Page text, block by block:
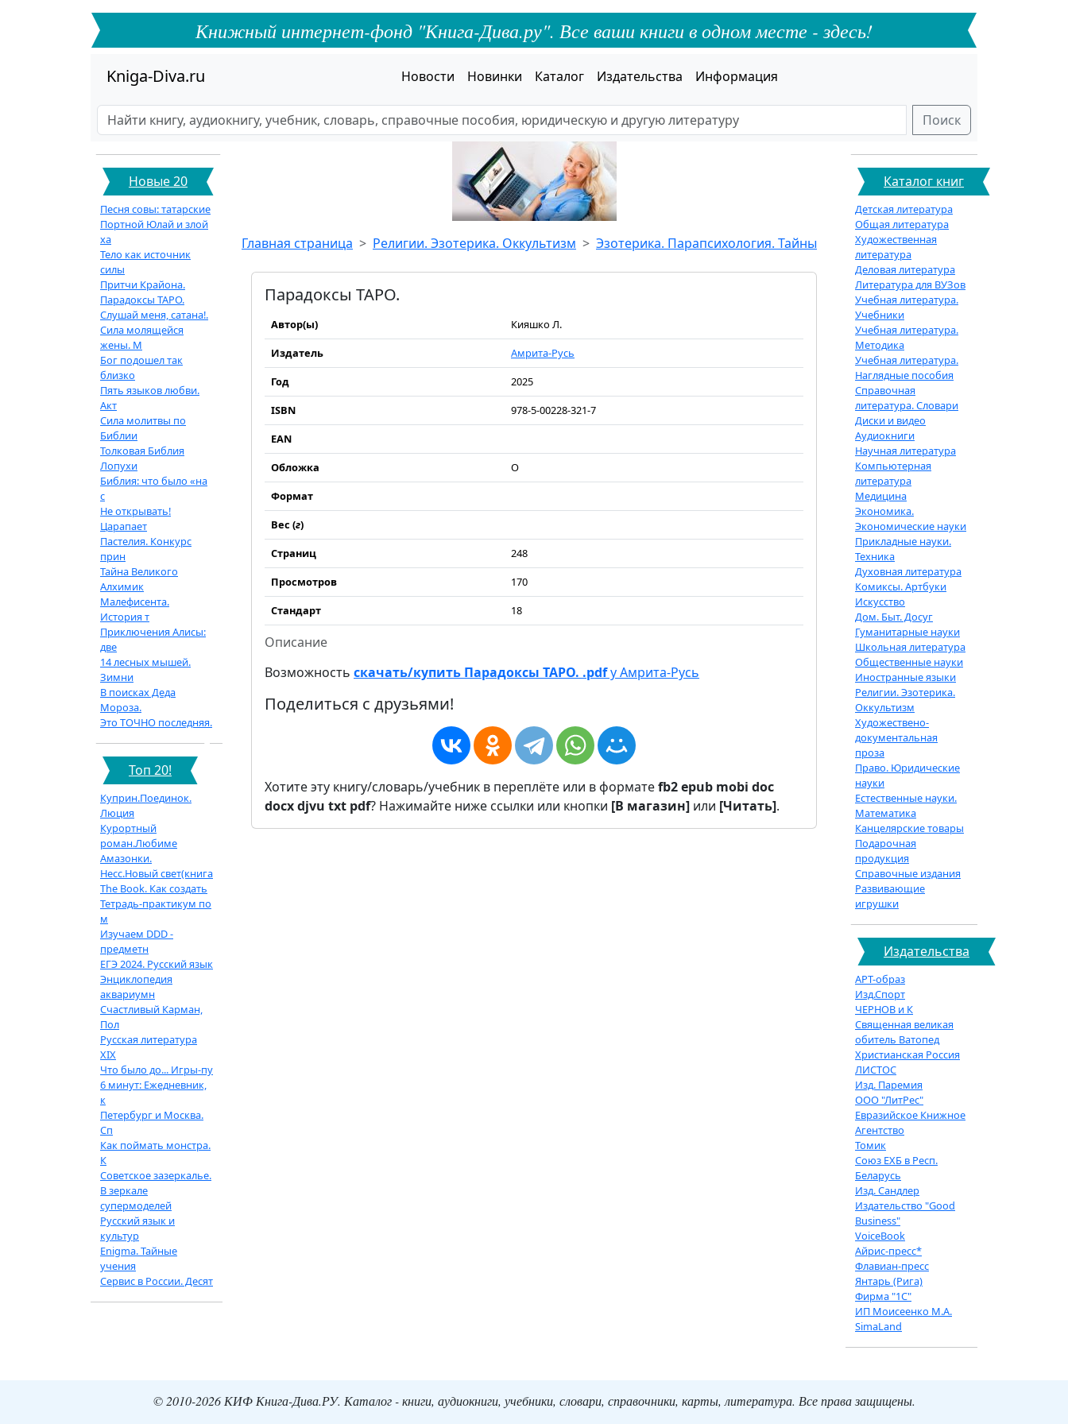
Книжный интернет-фонд "Книга-Дива.ру". Все ваши книги в одном месте - здесь!
Kniga-Diva.ru Новости Новинки Каталог Издательства Информация
Поиск
Новые 20
Песня совы: татарские
Портной Юлай и злой
ха
Тело как источник
силы
Притчи Крайона.
Парадоксы ТАРО.
Слушай меня, сатана!.
Сила молящейся
жены. М
Бог подошел так
близко
Пять языков любви.
Акт
Сила молитвы по
Библии
Толковая Библия
Лопухи
Библия: что было «на
с
Не открывать!
Царапает
Пастелия. Конкурс
прин
Тайна Великого
Алхимик
Малефисента.
История т
Приключения Алисы:
две
14 лесных мышей.
Зимни
В поисках Деда
Мороза.
Это ТОЧНО последняя.
Топ 20!
Куприн.Поединок.
Люция
Курортный
роман.Любиме
Амазонки.
Несс.Новый свет(книга
The Book. Как создать
Тетрадь-практикум по
м
Изучаем DDD -
предметн
ЕГЭ 2024. Русский язык
Энциклопедия
аквариумн
Счастливый Карман,
Пол
Русская литература
XIX
Что было до... Игры-пу
6 минут: Ежедневник,
к
Петербург и Москва.
Сп
Как поймать монстра.
К
Советское зазеркалье.
В зеркале
супермоделей
Русский язык и
культур
Enigma. Тайные
учения
Сервис в России. Десят
Главная страница Религии. Эзотерика. Оккультизм Эзотерика. Парапсихология. Тайны
Парадоксы ТАРО.
Автор(ы)
Кияшко Л.
Издатель
Амрита-Русь
Год
2025
ISBN
978-5-00228-321-7
EAN
Обложка
О
Формат
Вес (г)
Страниц
248
Просмотров
170
Стандарт
18
Описание
Возможность скачать/купить Парадоксы ТАРО. .pdfу Амрита-Русь
Поделиться с друзьями!
Хотите эту книгу/словарь/учебник в переплёте или в форматеfb2epub mobi doc
docxdjvu txt pdf? Нажимайте ниже ссылки или кнопки [В магазин] или [Читать].
Каталог книг
Детская литература
Общая литература
Художественная
литература
Деловая литература
Литература для ВУЗов
Учебная литература.
Учебники
Учебная литература.
Методика
Учебная литература.
Наглядные пособия
Справочная
литература. Словари
Диски и видео
Аудиокниги
Научная литература
Компьютерная
литература
Медицина
Экономика.
Экономические науки
Прикладные науки.
Техника
Духовная литература
Комиксы. Артбуки
Искусство
Дом. Быт. Досуг
Гуманитарные науки
Школьная литература
Общественные науки
Иностранные языки
Религии. Эзотерика.
Оккультизм
Художествено-
документальная
проза
Право. Юридические
науки
Естественные науки.
Математика
Канцелярские товары
Подарочная
продукция
Справочные издания
Развивающие
игрушки
Издательства
АРТ-образ
Изд.Спорт
ЧЕРНОВ и К
Священная великая
обитель Ватопед
Христианская Россия
ЛИСТОС
Изд. Паремия
ООО "ЛитРес"
Евразийское Книжное
Агентство
Томик
Союз ЕХБ в Респ.
Беларусь
Изд. Сандлер
Издательство "Good
Business"
VoiceBook
Айрис-пресс*
Флавиан-пресс
Янтарь (Рига)
Фирма "1С"
ИП Моисеенко М.А.
SimaLand
© 2010-2026 КИФ Книга-Дива.РУ. Каталог - книги, аудиокниги, учебники, словари, справочники, карты, литература. Все права защищены.